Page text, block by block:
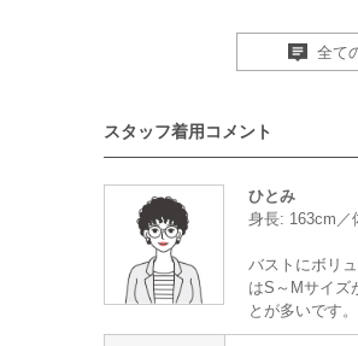
妊婦でもゆったり着れた
年齢 : 20代
身長 :155〜159cm
体重 :55～59kg
体型 : 妊娠 8ヶ月
全て
スタッフ着用コメント
ひとみ
身長: 163cm／
バストにボリ
はS～Mサイズ
とが多いです。